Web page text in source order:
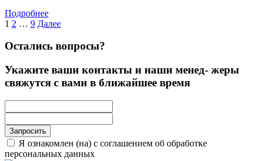
Подробнее
Пагинация
записей
1 2 … 9 Далее
Остались вопросы?
Укажите ваши контакты и наши менед- жеры
свяжутся с вами в ближайшее время
Запросить
Я ознакомлен (на) с соглашением об обработке
персональных данных